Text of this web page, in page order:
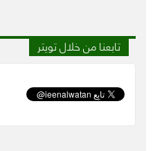
تابعنا من خلال تويتر